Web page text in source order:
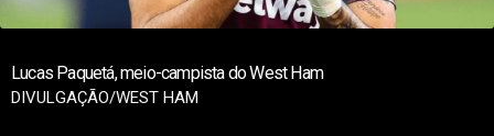
Lucas Paquetá, meio-campista do West Ham
DIVULGAÇÃO/WEST HAM